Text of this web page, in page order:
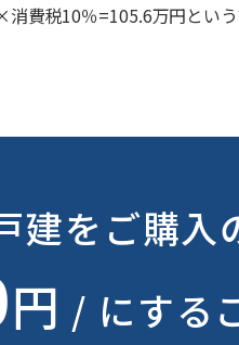
税10％=105.6万円という
建をご購入
円 / にする